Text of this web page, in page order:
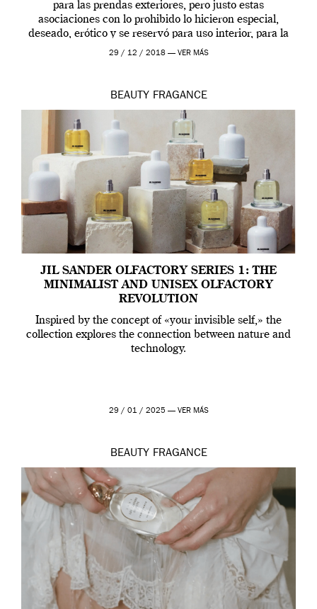
para las prendas exteriores, pero justo estas
asociaciones con lo prohibido lo hicieron especial,
deseado, erótico y se reservó para uso interior, para la
ropa […]
29 / 12 / 2018 — VER MÁS
BEAUTY FRAGANCE
JIL SANDER OLFACTORY SERIES 1: THE
MINIMALIST AND UNISEX OLFACTORY
REVOLUTION
Inspired by the concept of «your invisible self,» the
collection explores the connection between nature and
technology.
29 / 01 / 2025 — VER MÁS
BEAUTY FRAGANCE